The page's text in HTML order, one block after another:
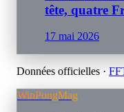
tête, quatre
17 mai 2026
Données officielles ·
WinPongMag